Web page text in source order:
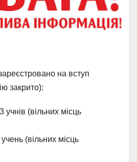
на вступ
закрито):
учнів (вільних місць
(вільних місць